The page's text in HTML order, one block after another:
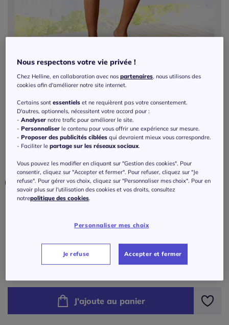
Exclu web
Réf : 422.129.003 5/5- 2avis
Couleur :mauve chiné
Choisir une couleur :
Veuillez sélectionner une taille
En stock
38/40 -En stock
En stock
22€
J'ajoute au panier
Nous respectons votre vie privée !
Chez Helline, en collaboration avec nospartenaires, nous utilisons des
cookies afin d'améliorer notre site internet.
Certains sontessentiels et ne requièrent pas votre consentement.
D'autres, optionnels, nécessitent votre accord pour :
-Analyser notre trafic pour améliorer le site.
-Personnaliser le contenu pour vous offrir une expérience sur mesure.
-Proposer des publicités ciblées qui devraient mieux vous correspondre.
- Faciliter lepartage sur les réseaux sociaux.
Vous pouvez les modifier en cliquant sur "Gestion des cookies". Pour
consentir, cliquez sur "Accepter et fermer". Pour refuser, cliquez sur "Je
refuse". Pour gérer vos choix, cliquez sur "Personnaliser mes choix". Pour en
savoir plus sur l'utilisation des cookies et vos droits, consultez
notrepolitique des cookies.
Personnaliser mes choix
Je refuse Accepter et fermer